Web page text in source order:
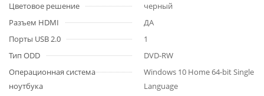
Цветовое решение
черный
Разъем HDMI
ДА
Порты USB 2.0
1
Тип ODD
DVD-RW
Операционная система
ноутбука
Windows 10 Home 64-bit Single
Language